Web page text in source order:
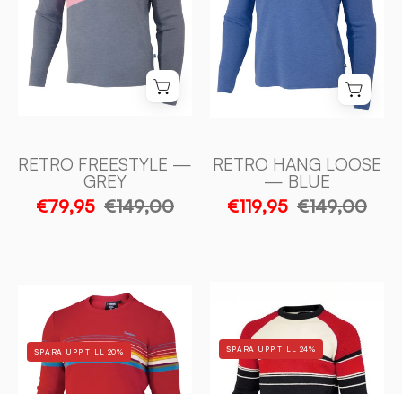
Ivanhoe
Sweden
RETRO FREESTYLE —
GREY
€79,95 €149,00
Ivanhoe
Sweden
RETRO HANG LOOSE
— BLUE
€119,95 €149,00
RETRO
HANG
LOOSE
—
CHILLI
SPARA UPP TILL 20%
LAKE
PLACID
CHILLI
SPARA UPP TILL 24%